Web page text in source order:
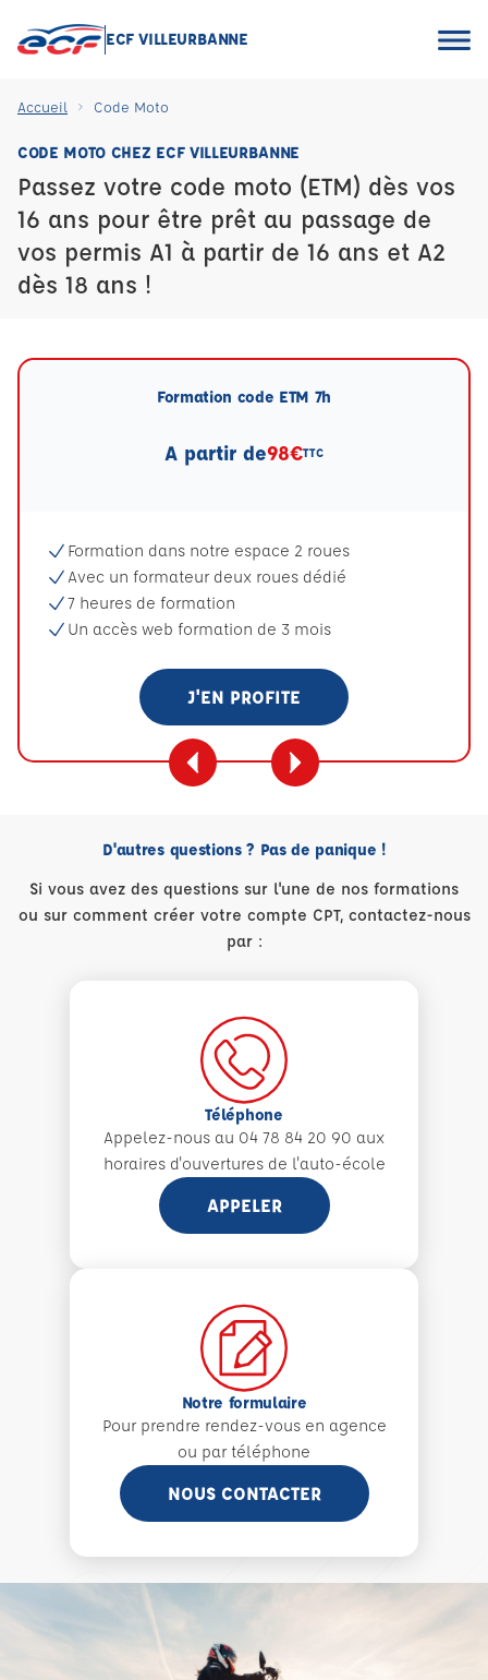
ECF VILLEURBANNE
Accueil Code Moto
CODE MOTO CHEZ ECF VILLEURBANNE
Passez votre code moto (ETM) dès vos
16 ans pour être prêt au passage de
vos permis A1 à partir de 16 ans et A2
dès 18 ans !
Formation code ETM 7h
A partir de98€TTC
Formation dans notre espace 2 roues
Avec un formateur deux roues dédié
7 heures de formation
Un accès web formation de 3 mois
J'EN PROFITE
D'autres questions ? Pas de panique !
Si vous avez des questions sur l'une de nos formations
ou sur comment créer votre compte CPT, contactez-nous
par :
Téléphone
Appelez-nous au 04 78 84 20 90 aux
horaires d'ouvertures de l'auto-école
APPELER
Notre formulaire
Pour prendre rendez-vous en agence
ou par téléphone
NOUS CONTACTER